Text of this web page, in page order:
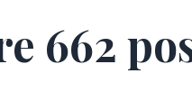
662